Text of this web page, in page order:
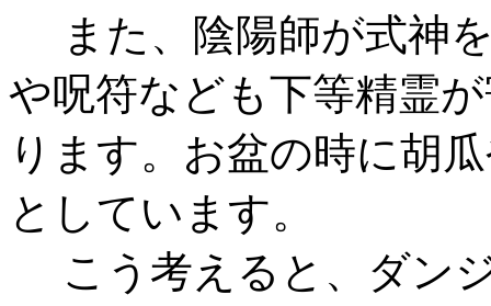
また、陰陽師が式神
や呪符なども下等精霊
ります。お盆の時に胡
としています。
こう考えると、ダン